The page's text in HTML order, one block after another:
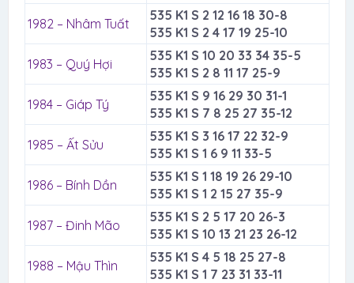
1982 – Nhâm Tuất
535 K1 S 2 12 16 18 30-8
535 K1 S 2 4 17 19 25-10
1983 – Quý Hợi
535 K1 S 10 20 33 34 35-5
535 K1 S 2 8 11 17 25-9
1984 – Giáp Tý
535 K1 S 9 16 29 30 31-1
535 K1 S 7 8 25 27 35-12
1985 – Ất Sửu
535 K1 S 3 16 17 22 32-9
535 K1 S 1 6 9 11 33-5
1986 – Bính Dần
535 K1 S 1 18 19 26 29-10
535 K1 S 1 2 15 27 35-9
1987 – Đinh Mão
535 K1 S 2 5 17 20 26-3
535 K1 S 10 13 21 23 26-12
1988 – Mậu Thìn
535 K1 S 4 5 18 25 27-8
535 K1 S 1 7 23 31 33-11